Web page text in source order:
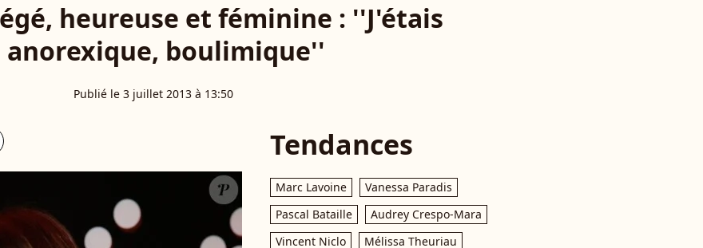
heureuse et féminine : ''J'étais
anorexique, boulimique''
Publié le 3 juillet 2013 à 13:50
Tendances
Marc Lavoine
Vanessa Paradis
Pascal Bataille
Audrey Crespo-Mara
Vincent Niclo
Mélissa Theuriau